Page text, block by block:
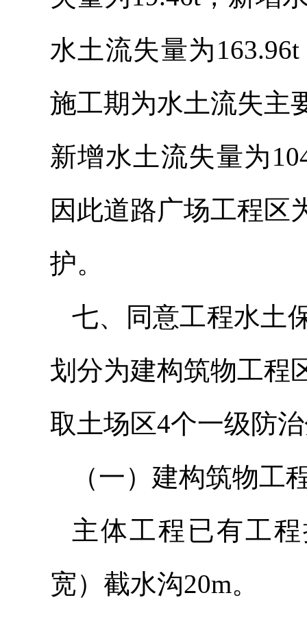
水土流失量为
施工期为水土流失主
新增水土流失量为
因此道路广场工程区
护。
七、同意工程水土
划分为建构筑物工程
取土场区4个一级防
（一）建构筑物工
主体工程已有工
宽）截水沟20m。